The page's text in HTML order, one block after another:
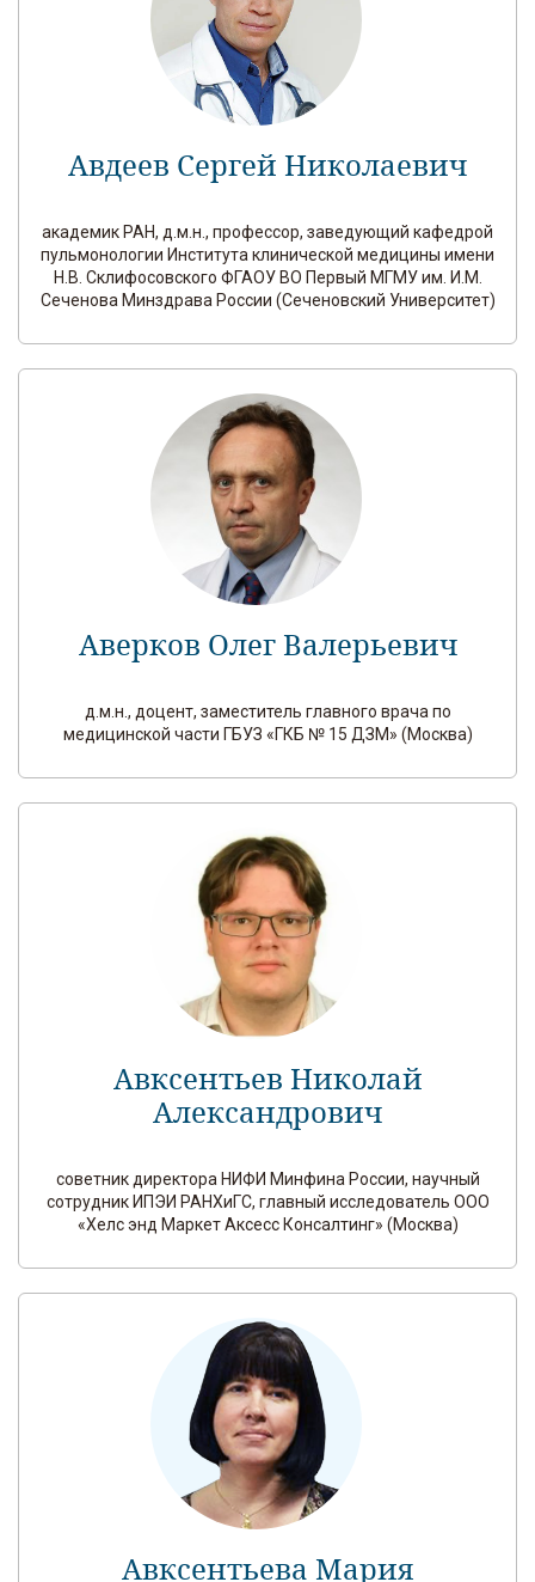
Авдеев Сергей Николаевич
академик РАН, д.м.н., профессор, заведующий кафедрой
пульмонологии Института клинической медицины имени
Н.В. Склифосовского ФГАОУ ВО Первый МГМУ им. И.М.
Сеченова Минздрава России (Сеченовский Университет)
Аверков Олег Валерьевич
д.м.н., доцент, заместитель главного врача по
медицинской части ГБУЗ «ГКБ № 15 ДЗМ» (Москва)
Авксентьев Николай
Александрович
советник директора НИФИ Минфина России, научный
сотрудник ИПЭИ РАНХиГС, главный исследователь ООО
«Хелс энд Маркет Аксесс Консалтинг» (Москва)
Авксентьева Мария